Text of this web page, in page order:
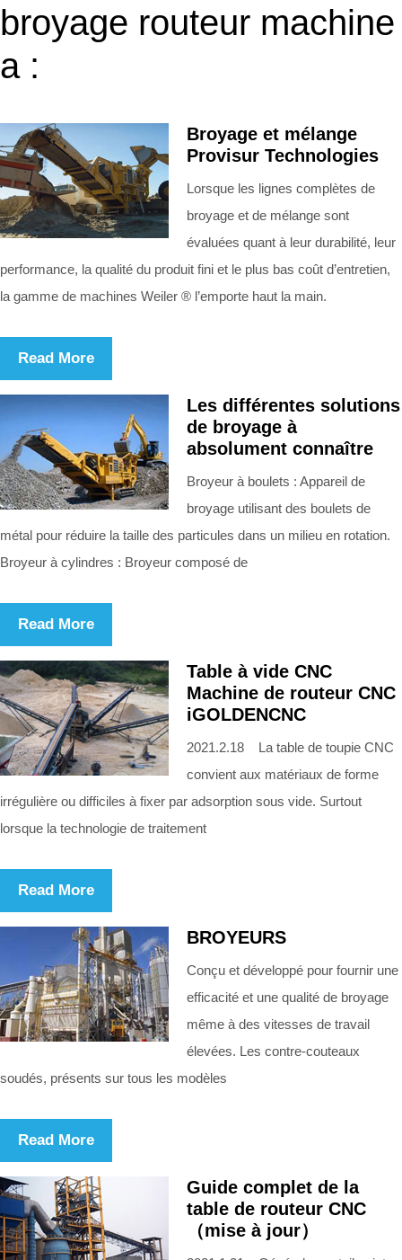
broyage routeur machine
a :
Broyage et mélange
Provisur Technologies
Lorsque les lignes complètes de
broyage et de mélange sont
évaluées quant à leur durabilité, leur
performance, la qualité du produit fini et le plus bas coût d’entretien,
la gamme de machines Weiler ® l’emporte haut la main.
Read More
Les différentes solutions
de broyage à
absolument connaître
Broyeur à boulets : Appareil de
broyage utilisant des boulets de
métal pour réduire la taille des particules dans un milieu en rotation.
Broyeur à cylindres : Broyeur composé de
Read More
Table à vide CNC
Machine de routeur CNC
iGOLDENCNC
2021.2.18 La table de toupie CNC
convient aux matériaux de forme
irrégulière ou difficiles à fixer par adsorption sous vide. Surtout
lorsque la technologie de traitement
Read More
BROYEURS
Conçu et développé pour fournir une
efficacité et une qualité de broyage
même à des vitesses de travail
élevées. Les contre-couteaux
soudés, présents sur tous les modèles
Read More
Guide complet de la
table de routeur CNC
（mise à jour）